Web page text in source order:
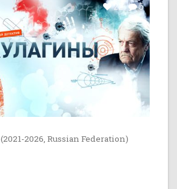
22 5
(2021-2026, Russian Federation)